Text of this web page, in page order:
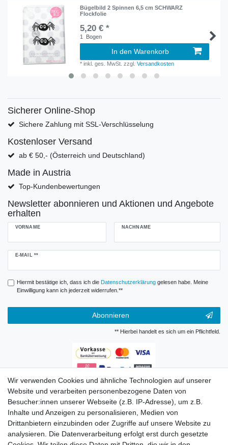
Bügelbild 2 Spinnen 6,5 cm SCHWARZ
Flockfolie
5,20 € *
1 Bogen
In den Warenkorb
*inkl. ges. MwSt. zzgl.Versandkosten
Sicherer Online-Shop
Sichere Zahlung mit SSL-Verschlüsselung
Kostenloser Versand
ab € 50,- (Österreich und Deutschland)
Made in Austria
Top-Kundenbewertungen
Newsletter abonnieren und Aktionen und Angebote
erhalten
VORNAME NACHNAME
E-MAIL **
Newsletter
Hiermit bestätige ich, dass ich die Daten­schutz­erklärunggelesen habe. Meine
Einwilligung kann ich jederzeit widerrufen.**
Abonnieren
** Hierbei handelt es sich um ein Pflichtfeld.
Zahlungsarten
Wir verwenden Cookies und ähnliche Technologien auf unserer
Website und verarbeiten personenbezogene Daten von
Besucher:innen unserer Webseite (z.B. IP-Adresse), um z.B.
Inhalte und Anzeigen zu personalisieren, Medien von
Drittanbietern einzubinden oder Zugriffe auf unsere Website zu
analysieren. Die Datenverarbeitung erfolgt erst durch gesetzte